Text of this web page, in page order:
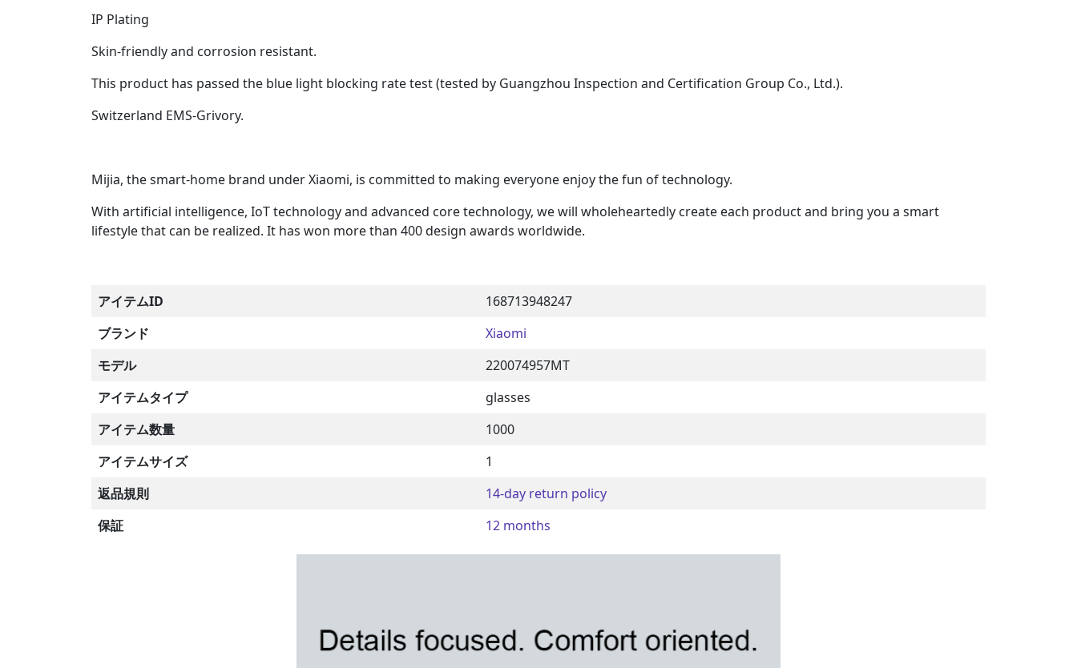
IP Plating
Skin-friendly and corrosion resistant.
This product has passed the blue light blocking rate test (tested by Guangzhou Inspection and Certification Group Co., Ltd.).
Switzerland EMS-Grivory.
Mijia, the smart-home brand under Xiaomi, is committed to making everyone enjoy the fun of technology.
With artificial intelligence, IoT technology and advanced core technology, we will wholeheartedly create each product and bring you a smart
lifestyle that can be realized. It has won more than 400 design awards worldwide.
アイテムID
168713948247
ブランド
Xiaomi
モデル
220074957MT
アイテムタイプ
glasses
アイテム数量
1000
アイテムサイズ
1
返品規則
14-day return policy
保証
12 months